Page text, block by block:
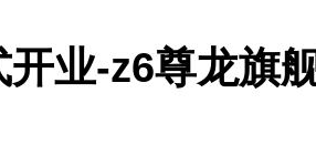
业-z6尊龙旗